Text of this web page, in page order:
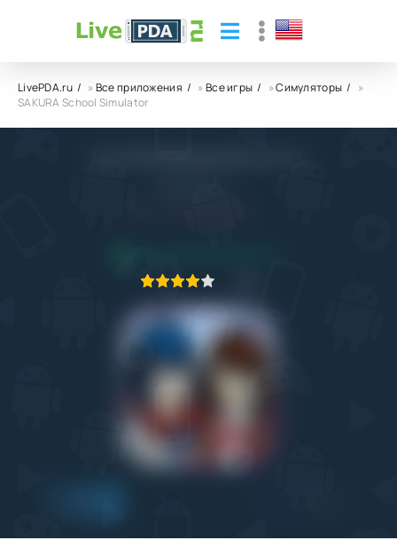
LivePDA.ru »Все приложения »Все игры »Симуляторы
»
SAKURA School Simulator